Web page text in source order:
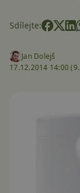
Sdílejte:
Jan Dolejš
17.12.2014 14:00 (